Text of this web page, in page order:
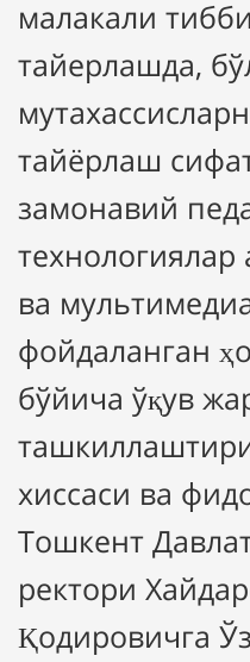
малакали
тайерлашда,
тайёрлаш
замонавий
технологиялар
ва
фойдаланган
бўйича ўқув
хиссаси ва
Тошкент
ректори
Қодировичга